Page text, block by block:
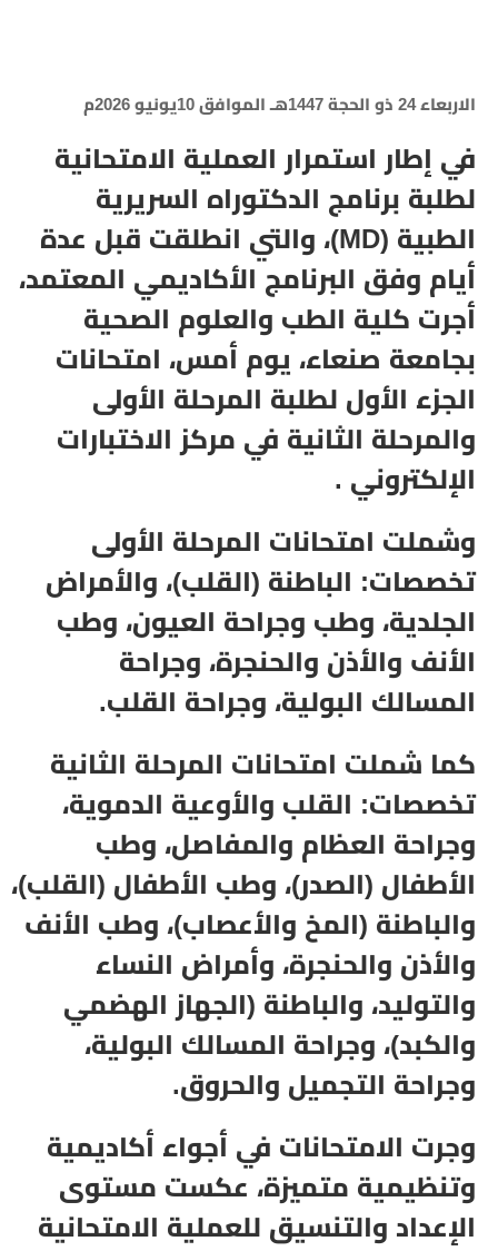
الاربعاء 24 ذو الحجة 1447هـ الموافق 10يونيو 2026م
في إطار استمرار العملية الامتحانية
لطلبة برنامج الدكتوراه السريرية
الطبية (MD)، والتي انطلقت قبل عدة
أيام وفق البرنامج الأكاديمي المعتمد،
أجرت كلية الطب والعلوم الصحية
بجامعة صنعاء، يوم أمس، امتحانات
الجزء الأول لطلبة المرحلة الأولى
والمرحلة الثانية في مركز الاختبارات
الإلكتروني .
وشملت امتحانات المرحلة الأولى
تخصصات: الباطنة (القلب)، والأمراض
الجلدية، وطب وجراحة العيون، وطب
الأنف والأذن والحنجرة، وجراحة
المسالك البولية، وجراحة القلب.
كما شملت امتحانات المرحلة الثانية
تخصصات: القلب والأوعية الدموية،
وجراحة العظام والمفاصل، وطب
الأطفال (الصدر)، وطب الأطفال (القلب)،
والباطنة (المخ والأعصاب)، وطب الأنف
والأذن والحنجرة، وأمراض النساء
والتوليد، والباطنة (الجهاز الهضمي
والكبد)، وجراحة المسالك البولية،
وجراحة التجميل والحروق.
وجرت الامتحانات في أجواء أكاديمية
وتنظيمية متميزة، عكست مستوى
الإعداد والتنسيق للعملية الامتحانية